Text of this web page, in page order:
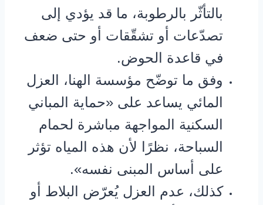
بالتأثّر بالرطوبة، ما قد يؤدي إلى
تصدّعات أو تشقّقات أو حتى ضعف
في قاعدة الحوض.
وفق ما توضّح مؤسسة الهنا، العزل
المائي يساعد على «حماية المباني
السكنية المواجهة مباشرة لحمام
السباحة، نظرًا لأن هذه المياه تؤثر
على أساس المبنى نفسه».
كذلك، عدم العزل يُعرّض البلاط أو